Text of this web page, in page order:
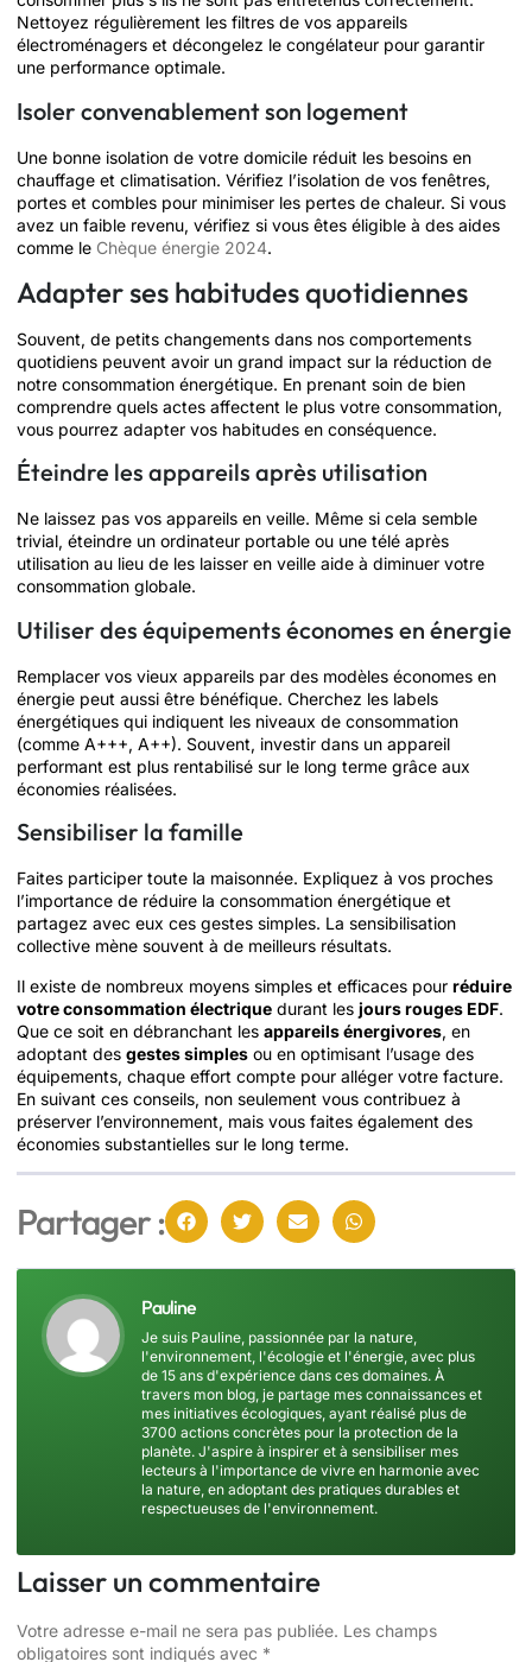
Nettoyez régulièrement les filtres de vos appareils
électroménagers et décongelez le congélateur pour garantir
une performance optimale.
Isoler convenablement son logement
Une bonne isolation de votre domicile réduit les besoins en
chauffage et climatisation. Vérifiez l’isolation de vos fenêtres,
portes et combles pour minimiser les pertes de chaleur. Si vous
avez un faible revenu, vérifiez si vous êtes éligible à des aides
comme le Chèque énergie 2024.
Adapter ses habitudes quotidiennes
Souvent, de petits changements dans nos comportements
quotidiens peuvent avoir un grand impact sur la réduction de
notre consommation énergétique. En prenant soin de bien
comprendre quels actes affectent le plus votre consommation,
vous pourrez adapter vos habitudes en conséquence.
Éteindre les appareils après utilisation
Ne laissez pas vos appareils en veille. Même si cela semble
trivial, éteindre un ordinateur portable ou une télé après
utilisation au lieu de les laisser en veille aide à diminuer votre
consommation globale.
Utiliser des équipements économes en énergie
Remplacer vos vieux appareils par des modèles économes en
énergie peut aussi être bénéfique. Cherchez les labels
énergétiques qui indiquent les niveaux de consommation
(comme A+++, A++). Souvent, investir dans un appareil
performant est plus rentabilisé sur le long terme grâce aux
économies réalisées.
Sensibiliser la famille
Faites participer toute la maisonnée. Expliquez à vos proches
l’importance de réduire la consommation énergétique et
partagez avec eux ces gestes simples. La sensibilisation
collective mène souvent à de meilleurs résultats.
Il existe de nombreux moyens simples et efficaces pour réduire
votre consommation électrique durant les jours rouges EDF.
Que ce soit en débranchant les appareils énergivores, en
adoptant des gestes simples ou en optimisant l’usage des
équipements, chaque effort compte pour alléger votre facture.
En suivant ces conseils, non seulement vous contribuez à
préserver l’environnement, mais vous faites également des
économies substantielles sur le long terme.
Partager :
Pauline
Je suis Pauline, passionnée par la nature,
l'environnement, l'écologie et l'énergie, avec plus
de 15 ans d'expérience dans ces domaines. À
travers mon blog, je partage mes connaissances et
mes initiatives écologiques, ayant réalisé plus de
3700 actions concrètes pour la protection de la
planète. J'aspire à inspirer et à sensibiliser mes
lecteurs à l'importance de vivre en harmonie avec
la nature, en adoptant des pratiques durables et
respectueuses de l'environnement.
Laisser un commentaire
Votre adresse e-mail ne sera pas publiée. Les champs
obligatoires sont indiqués avec *